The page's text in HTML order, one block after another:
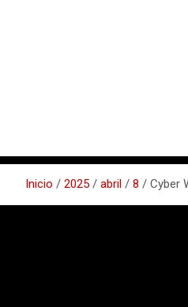
Inicio 2025 abril 8 Cyber